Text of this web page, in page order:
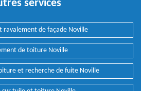
services
ravalement de façade Noville
de toiture Noville
et recherche de fuite Noville